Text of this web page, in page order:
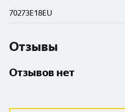
70273E18EU
Отзывы
Отзывов нет